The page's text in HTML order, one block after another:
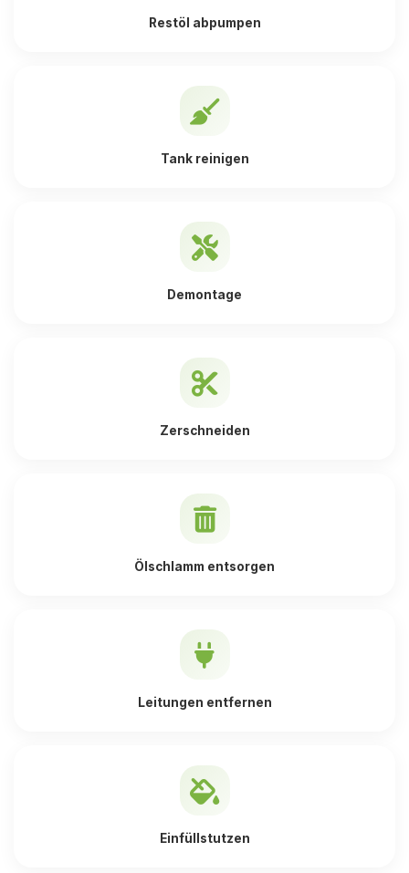
Restöl abpumpen
Tank reinigen
Demontage
Zerschneiden
Ölschlamm entsorgen
Leitungen entfernen
Einfüllstutzen